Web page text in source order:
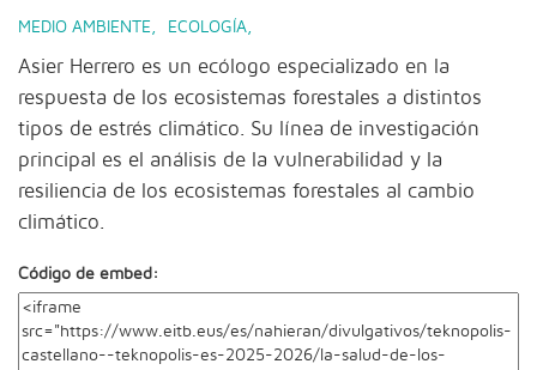
MEDIO AMBIENTE ECOLOGÍA
Asier Herrero es un ecólogo especializado en la
respuesta de los ecosistemas forestales a distintos
tipos de estrés climático. Su línea de investigación
principal es el análisis de la vulnerabilidad y la
resiliencia de los ecosistemas forestales al cambio
climático.
Código de embed: